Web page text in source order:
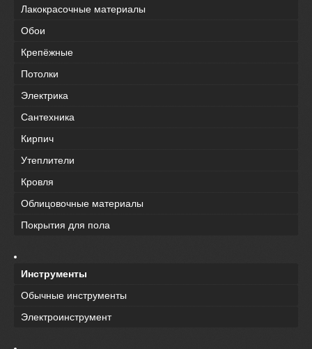
Лакокрасочные материалы
Обои
Крепёжные
Потолки
Электрика
Сантехника
Кирпич
Утеплители
Кровля
Облицовочные материалы
Покрытия для пола
Инструменты
Обычные инструменты
Электроинструмент